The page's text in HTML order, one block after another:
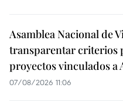
Asamblea Nacional de
transparentar criterios
proyectos vinculados a
07/08/2026 11:06